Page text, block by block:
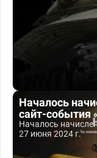
Началось
сайт-события
Началось
27 июня 2024 г.